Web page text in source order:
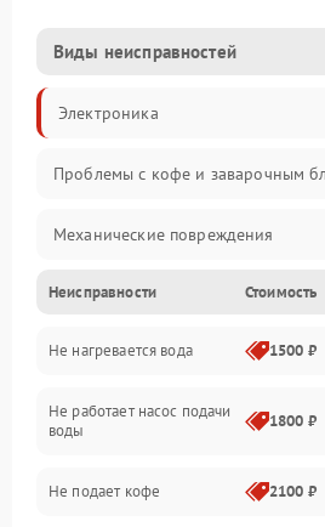
Виды неисправностей
Электроника
Проблемы с кофе и заварочным
Механические повреждения
Прочие неисправности
Включение и работа
Проблемы с водой
Неисправности Стоимость
Не нагревается вода 1500 ₽
Не работает насос подачи
воды
1800 ₽
Не подает кофе 2100 ₽